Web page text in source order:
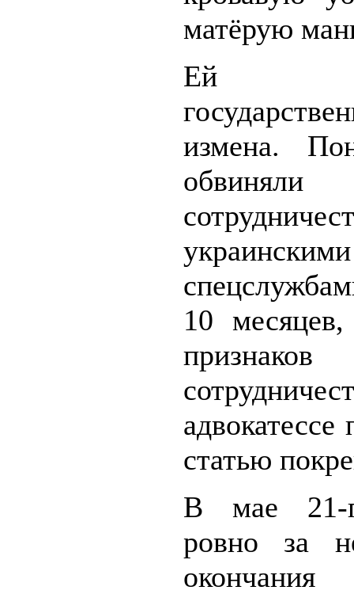
матёрую
Ей
измена.
украинскими
10
признаков
статью
В мае 21-
ровно за